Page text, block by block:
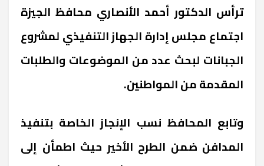
ترأس الدكتور أحمد الأنصاري محافظ الجيزة
اجتماع مجلس إدارة الجهاز التنفيذي لمشروع
الجبانات لبحث عدد من الموضوعات والطلبات
المقدمة من المواطنين.
وتابع المحافظ نسب الإنجاز الخاصة بتنفيذ
المدافن ضمن الطرح الأخير حيث اطمأن إلى